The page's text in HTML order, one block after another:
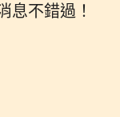
息不錯過！